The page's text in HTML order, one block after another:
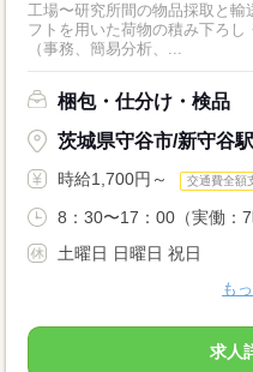
工場〜研究所間の物品採取と輸
フトを用いた荷物の積み下ろ
（事務、簡易分析、...
梱包・仕分け・検品
茨城県守谷市/新守谷
時給1,700円～ 交通費全額
8：30〜17：00（実働：
土曜日 日曜日 祝日
も
求人